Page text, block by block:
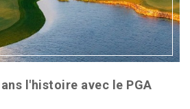
l'histoire avec le PGA